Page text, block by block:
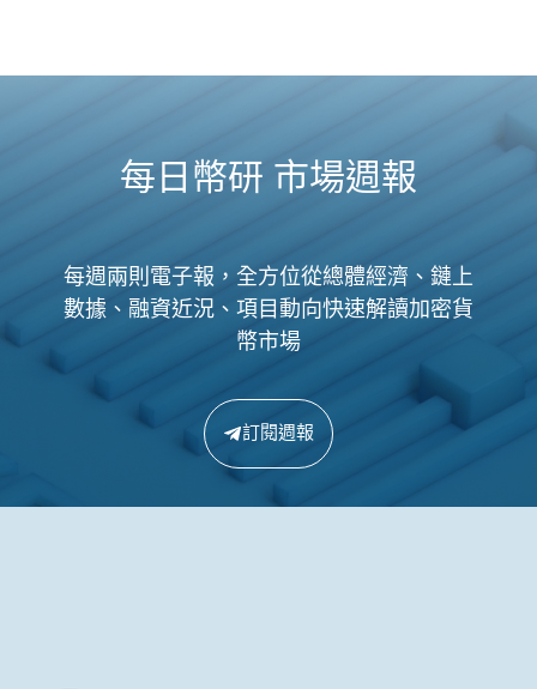
每日幣研 市場週報
每週兩則電子報，全方位從總體經濟、鏈上
數據、融資近況、項目動向快速解讀加密貨
幣市場
訂閱週報